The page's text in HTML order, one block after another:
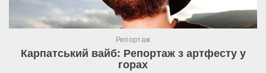
Репортаж
Карпатський вайб: Репортаж з артфесту у
горах